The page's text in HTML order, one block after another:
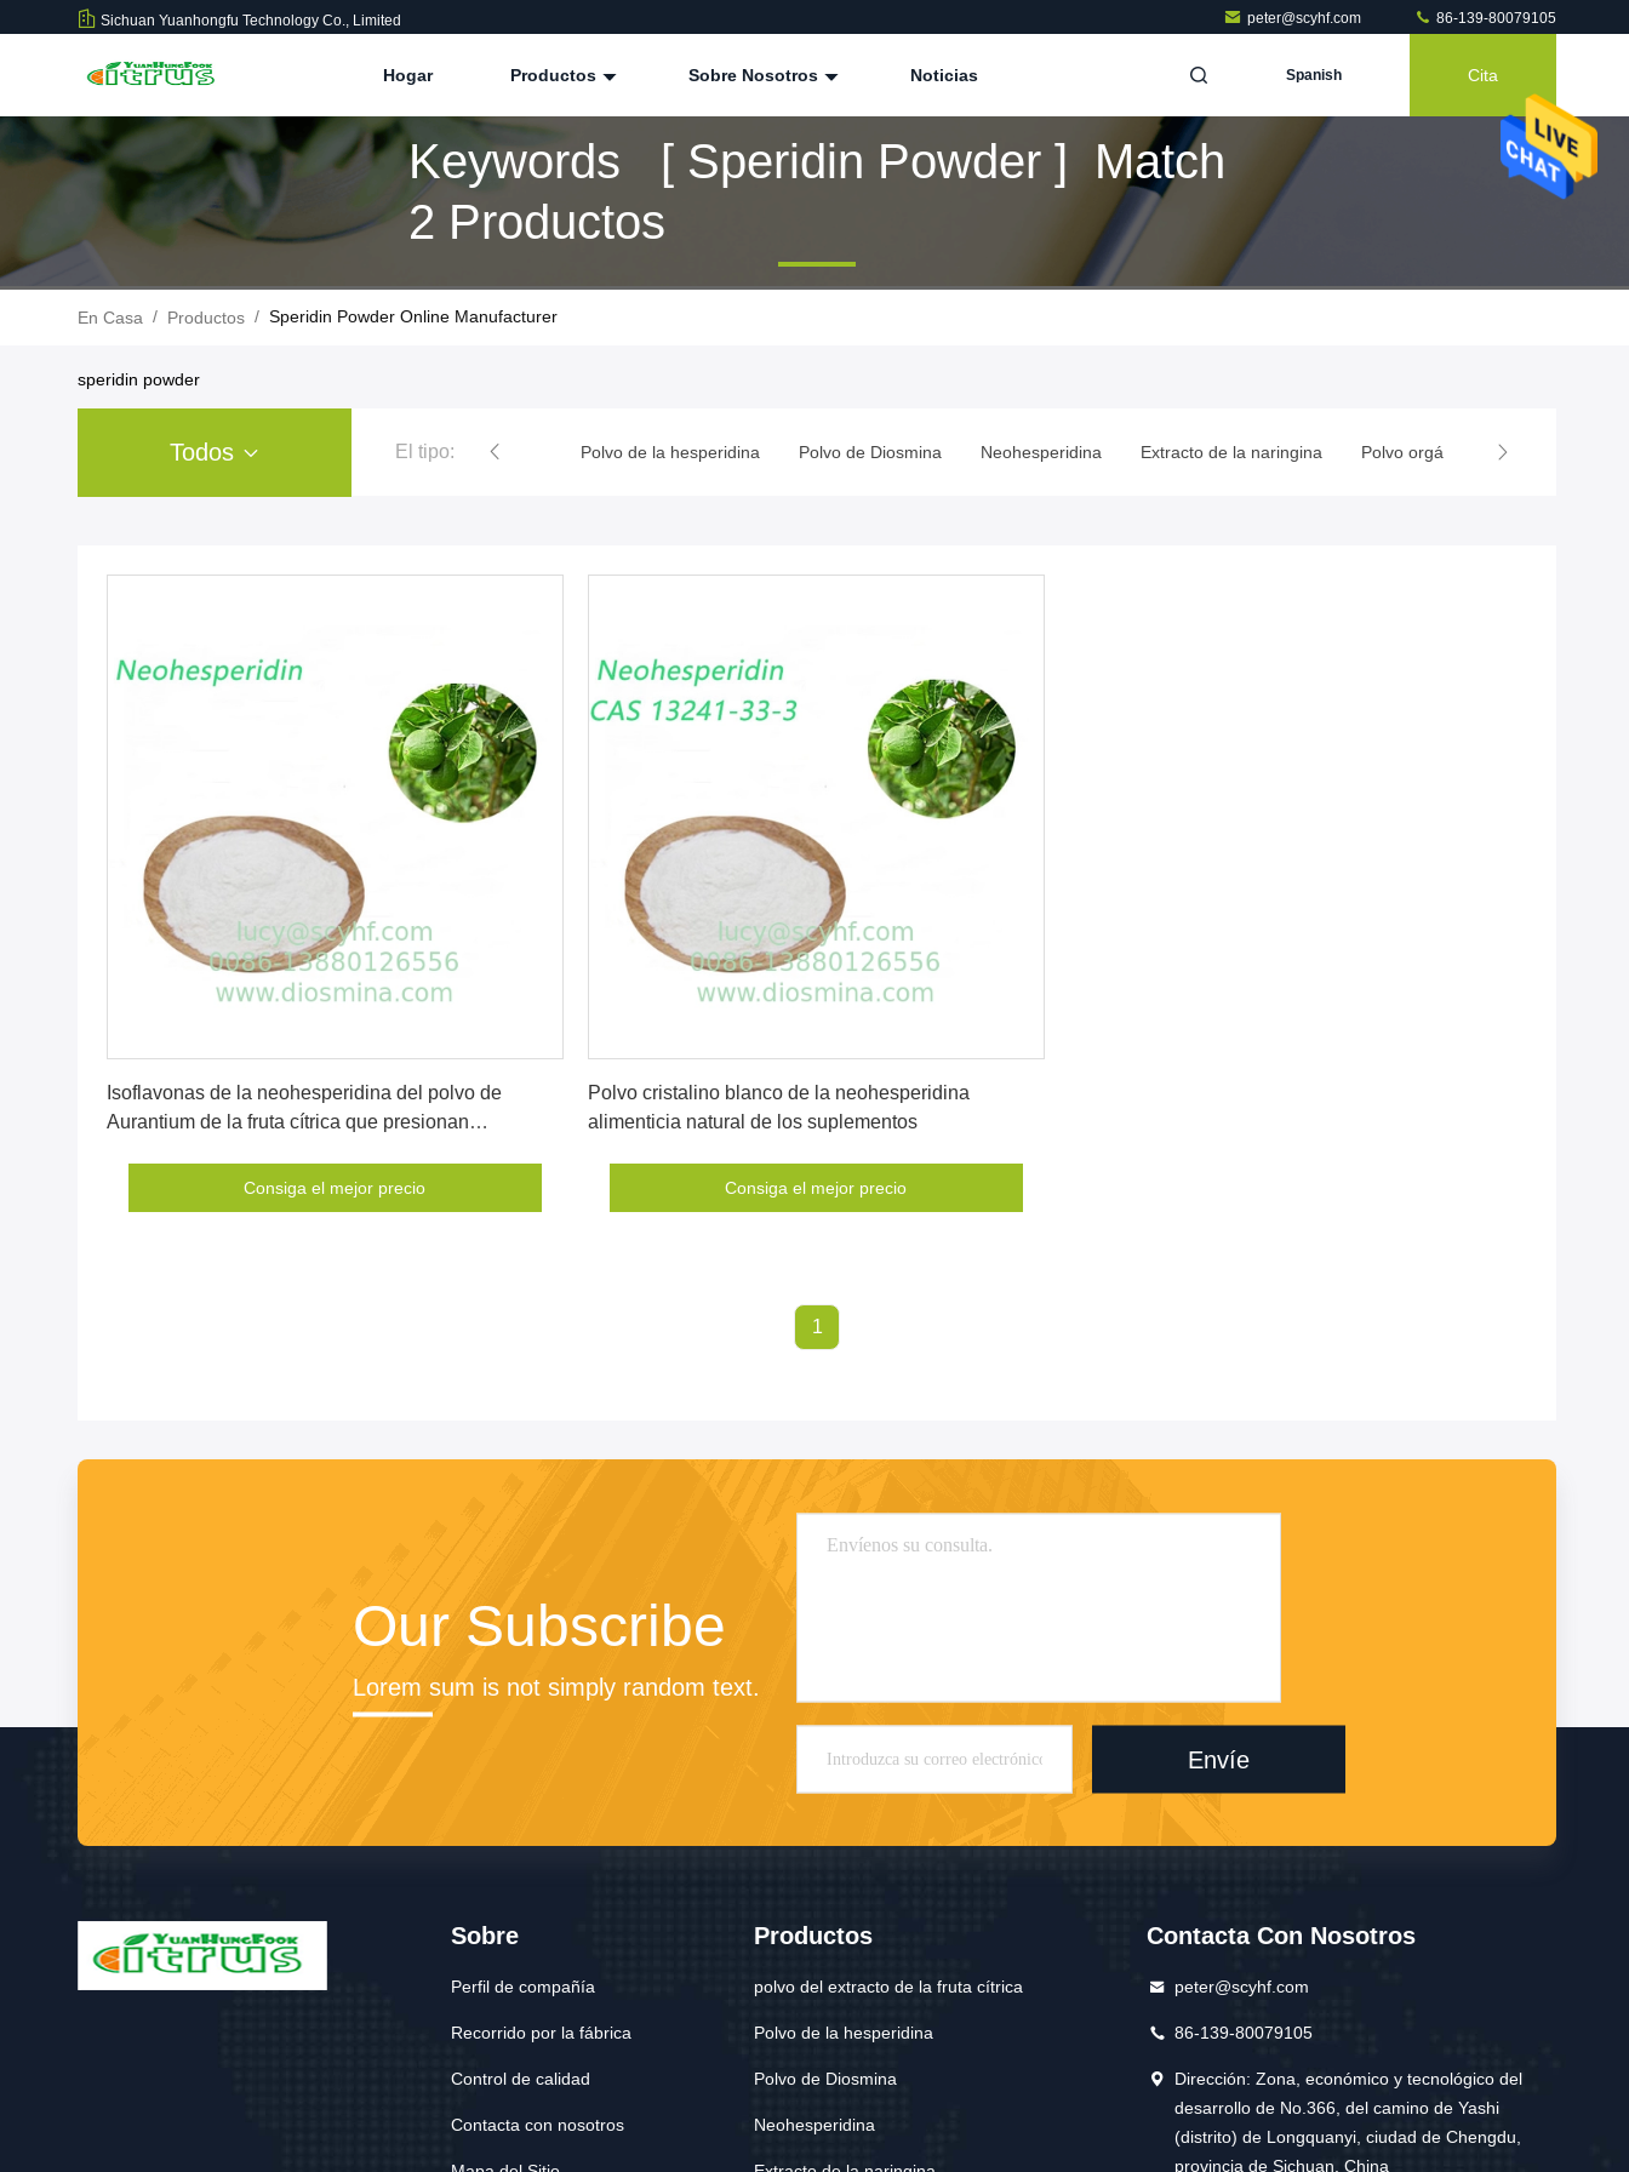
Sichuan Yuanhongfu Technology Co., Limited peter@scyhf.com 86-139-80079105
Hogar Productos Sobre Nosotros Noticias Spanish Cita
Keywords [ Speridin Powder ] Match
2 Productos
En Casa / Productos / Speridin Powder Online Manufacturer
speridin powder
Todos El tipo:
polvo del extracto de la fruta cítrica Polvo de la hesperidina Polvo de Diosmina Neohesperidina Extracto de la naringina Polvo orgánico de la quercetina
Isoflavonas de la neohesperidina del polvo de
Aurantium de la fruta cítrica que presionan
Consiga el mejor precio
Polvo cristalino blanco de la neohesperidina
alimenticia natural de los suplementos
Consiga el mejor precio
1
Our Subscribe
Lorem sum is not simply random text.
Envíe
Sobre
Perfil de compañía
Recorrido por la fábrica
Control de calidad
Contacta con nosotros
Productos
polvo del extracto de la fruta cítrica
Polvo de la hesperidina
Polvo de Diosmina
Neohesperidina
Contacta Con Nosotros
peter@scyhf.com
86-139-80079105
Dirección: Zona, económico y tecnológico del
desarrollo de No.366, del camino de Yashi
(distrito) de Longquanyi, ciudad de Chengdu,
provincia de Sichuan, China